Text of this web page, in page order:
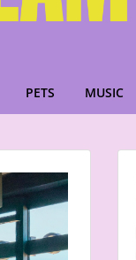
PETS MUSIC